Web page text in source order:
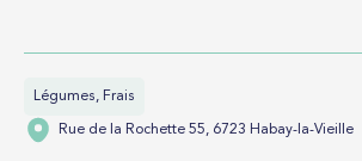
Légumes, Frais
Rue de la Rochette 55, 6723 Habay-la-Vieille